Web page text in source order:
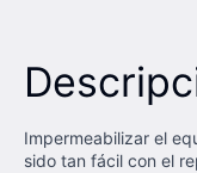
Impermeabilizar el
sido tan fácil con el